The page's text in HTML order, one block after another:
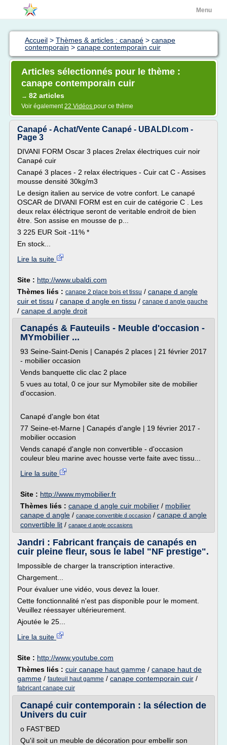
Menu
Accueil > Thèmes & articles : canapé > canape
contemporain > canape contemporain cuir
Articles sélectionnés pour le thème :
canape contemporain cuir
→ 82 articles
Voir également22 Vidéos pour ce thème
Canapé - Achat/Vente Canapé - UBALDI.com -
Page 3
DIVANI FORM Oscar 3 places 2relax électriques cuir noir
Canapé cuir
Canapé 3 places - 2 relax électriques - Cuir cat C - Assises
mousse densité 30kg/m3
Le design italien au service de votre confort. Le canapé
OSCAR de DIVANI FORM est en cuir de catégorie C . Les
deux relax éléctrique seront de veritable endroit de bien
être. Son assise en mousse de p...
3 225 EUR Soit -11% *
En stock...
Lire la suite
Site : http://www.ubaldi.com
Thèmes liés : canape 2 place bois et tissu / canape d angle
cuir et tissu / canape d angle en tissu / canape d angle gauche
/ canape d angle droit
Canapés & Fauteuils - Meuble d'occasion -
MYmobilier ...
93 Seine-Saint-Denis | Canapés 2 places | 21 février 2017
- mobilier occasion
Vends banquette clic clac 2 place
5 vues au total, 0 ce jour sur Mymobiler site de mobilier
d'occasion.
Canapé d'angle bon état
77 Seine-et-Marne | Canapés d'angle | 19 février 2017 -
mobilier occasion
Vends canapé d'angle non convertible - d'occasion
couleur bleu marine avec housse verte faite avec tissu...
Lire la suite
Site : http://www.mymobilier.fr
Thèmes liés : canape d angle cuir mobilier / mobilier
canape d angle / canape convertible d occasion / canape d angle
convertible lit / canape d angle occasions
Jandri : Fabricant français de canapés en
cuir pleine fleur, sous le label "NF prestige".
Impossible de charger la transcription interactive.
Chargement...
Pour évaluer une vidéo, vous devez la louer.
Cette fonctionnalité n'est pas disponible pour le moment.
Veuillez réessayer ultérieurement.
Ajoutée le 25...
Lire la suite
Site : http://www.youtube.com
Thèmes liés : cuir canape haut gamme / canape haut de
gamme / fauteuil haut gamme / canape contemporain cuir /
fabricant canape cuir
Canapé cuir contemporain : la sélection de
Univers du cuir
o FAST'BED
Qu'il soit un meuble de décoration pour embellir son